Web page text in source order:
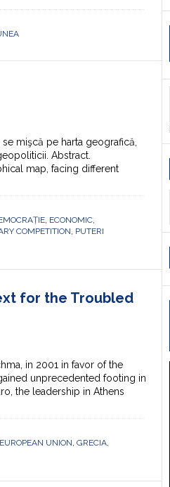
mişcă pe harta geografică,
Abstract.
map, facing different
, ECONOMIC,
COMPETITION, PUTERI
for the Troubled
in 2001 in favor of the
unprecedented footing in
the leadership in Athens
EUROPEAN UNION, GRECIA,